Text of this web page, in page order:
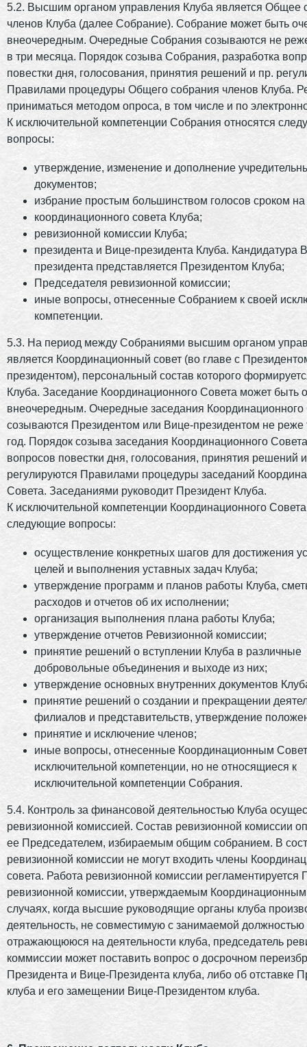
5.2. Высшим органом управления Клуба является Общее
членов Клуба (далее Собрание). Собрание может быть
внеочередным. Очередные Собрания созываются не
в три месяца. Порядок созыва Собрания, разработка
повестки дня, голосования, принятия решений и пр.
Правилами процедуры Общего собрания членов Клуба.
приниматься методом опроса, в том числе и по
К исключительной компетенции Собрания относятся
вопросы:
утверждение, изменение и дополнение
документов;
избрание простым большинством голосов сроком на
координационного совета Клуба;
ревизионной комиссии Клуба;
президента и Вице-президента Клуба. Кандидатура
президента представляется Президентом Клуба;
Председателя ревизионной комиссии;
иные вопросы, отнесенные Собранием к своей
компетенции.
5.3. На период между Собраниями высшим органом
является Координационный совет (во главе с
президентом), персональный состав которого
Клуба. Заседание Координационного Совета может быть
внеочередным. Очередные заседания Координационного
созываются Президентом или Вице-президентом не реже
год. Порядок созыва заседания Координационного
вопросов повестки дня, голосования, принятия решений
регулируются Правилами процедуры заседаний
Совета. Заседаниями руководит Президент Клуба.
К исключительной компетенции Координационного
следующие вопросы:
осуществление конкретных шагов для достижения
целей и выполнения уставных задач Клуба;
утверждение программ и планов работы Клуба,
расходов и отчетов об их исполнении;
организация выполнения плана работы Клуба;
утверждение отчетов Ревизионной комиссии;
принятие решений о вступлении Клуба в различные
добровольные объединения и выходе из них;
утверждение основных внутренних документов
принятие решений о создании и прекращении
филиалов и представительств, утверждение
принятие и исключение членов;
иные вопросы, отнесенные Координационным
исключительной компетенции, но не относящиеся к
исключительной компетенции Собрания.
5.4. Контроль за финансовой деятельностью Клуба
ревизионной комиссией. Состав ревизионной комиссии
ее Председателем, избираемым общим собранием. В
ревизионной комиссии не могут входить члены
совета. Работа ревизионной комиссии
ревизионной комиссии, утверждаемым
случаях, когда высшие руководящие органы клуба
деятельность, не совместимую с занимаемой должностью
отражающююся на деятельности клуба, председатель
коммиссии может поставить вопрос о досрочном
Президента и Вице-Президента клуба, либо об отставке
клуба и его замещении Вице-Президентом клуба.